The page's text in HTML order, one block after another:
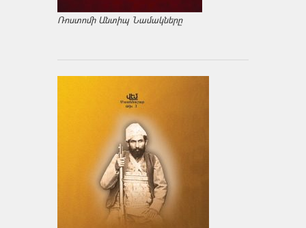
Ռոստոմի Անտիպ Նամակները